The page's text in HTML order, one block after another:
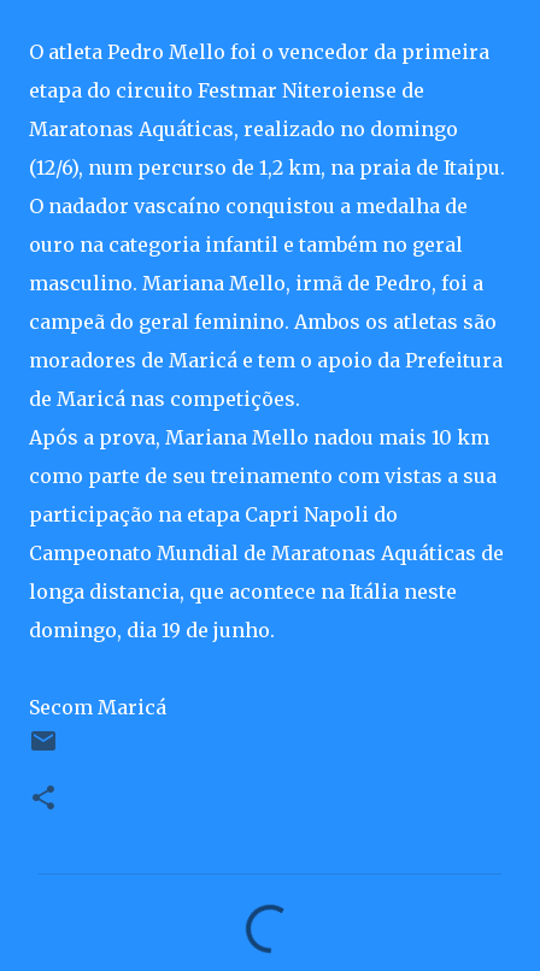
O atleta Pedro Mello foi o vencedor da primeira
etapa do circuito Festmar Niteroiense de
Maratonas Aquáticas, realizado no domingo
(12/6), num percurso de 1,2 km, na praia de Itaipu.
O nadador vascaíno conquistou a medalha de
ouro na categoria infantil e também no geral
masculino. Mariana Mello, irmã de Pedro, foi a
campeã do geral feminino. Ambos os atletas são
moradores de Maricá e tem o apoio da Prefeitura
de Maricá nas competições.
Após a prova, Mariana Mello nadou mais 10 km
como parte de seu treinamento com vistas a sua
participação na etapa Capri Napoli do
Campeonato Mundial de Maratonas Aquáticas de
longa distancia, que acontece na Itália neste
domingo, dia 19 de junho.
Secom Maricá